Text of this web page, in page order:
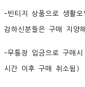
-빈티지 상품으로 생활
감하신분들은 구매 지양
-무통장 입금으로 구매
시간 이후 구매 취소됨)